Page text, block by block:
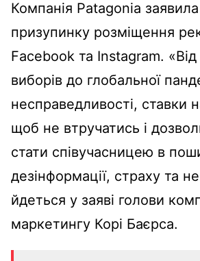
Компанія Patagonia
призупинку розміщення
Facebook та Instagram.
виборів до глобальної
несправедливості, ставки
щоб не втручатись і
стати співучасницею в
дезінформації, страху та
йдеться у заяві голови
маркетингу Корі Баєрса.